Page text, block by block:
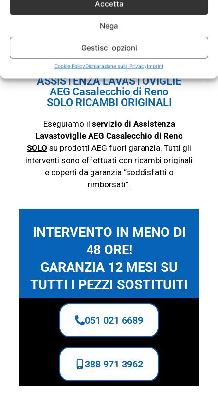
Accetta
Nega
Gestisci opzioni
Cookie PolicyDichiarazione sulla PrivacyImprint
Assistenza Lavastoviglie AEG Casalecchio di
Reno esegue riparazioni e assistenza su tutte
lavastoviglie di questa marca.
ASSISTENZA LAVASTOVIGLIE
AEG Casalecchio di Reno
SOLO RICAMBI ORIGINALI
Eseguiamo il servizio di Assistenza
Lavastoviglie AEG Casalecchio di Reno
SOLO su prodotti AEG fuori garanzia. Tutti gli
interventi sono effettuati con ricambi originali
e coperti da garanzia “soddisfatti o
rimborsati”.
INTERVENTO IN MENO DI
48 ORE!
GARANZIA 12 MESI SU
TUTTI I PEZZI SOSTITUITI
051 021 6689
388 971 3962